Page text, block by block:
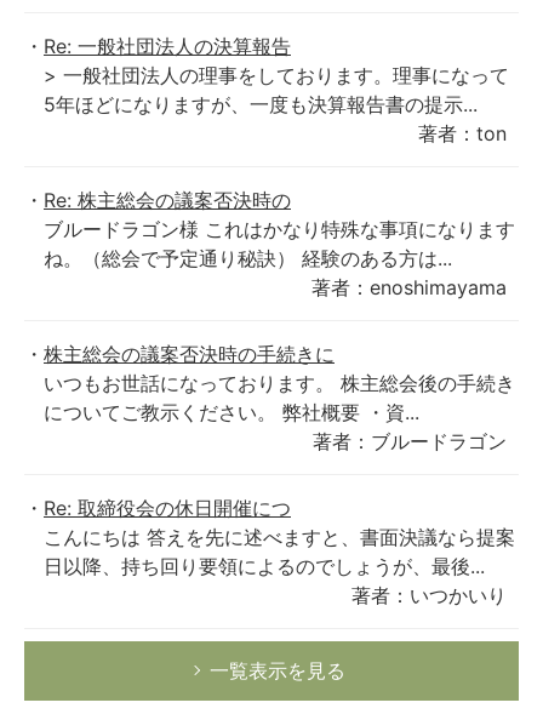
Re: 一般社団法人の決算報告
> 一般社団法人の理事をしております。理事になって
5年ほどになりますが、一度も決算報告書の提示...
著者：ton
Re: 株主総会の議案否決時の
ブルードラゴン様 これはかなり特殊な事項になります
ね。（総会で予定通り秘訣） 経験のある方は...
著者：enoshimayama
株主総会の議案否決時の手続きに
いつもお世話になっております。 株主総会後の手続き
についてご教示ください。 弊社概要 ・資...
著者：ブルードラゴン
Re: 取締役会の休日開催につ
こんにちは 答えを先に述べますと、書面決議なら提案
日以降、持ち回り要領によるのでしょうが、最後...
著者：いつかいり
一覧表示を見る